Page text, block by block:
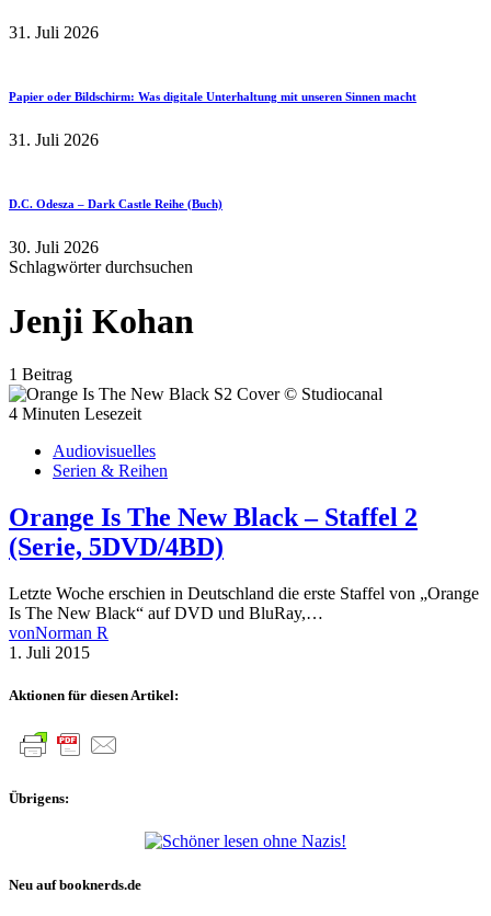
31. Juli 2026
Papier oder Bildschirm: Was digitale Unterhaltung mit unseren Sinnen macht
31. Juli 2026
D.C. Odesza – Dark Castle Reihe (Buch)
30. Juli 2026
Schlagwörter durchsuchen
Jenji Kohan
1 Beitrag
4 Minuten Lesezeit
Audiovisuelles
Serien & Reihen
Orange Is The New Black – Staffel 2
(Serie, 5DVD/4BD)
Letzte Woche erschien in Deutschland die erste Staffel von „Orange
Is The New Black“ auf DVD und BluRay,…
vonNorman R
1. Juli 2015
Aktionen für diesen Artikel:
Übrigens:
Neu auf booknerds.de